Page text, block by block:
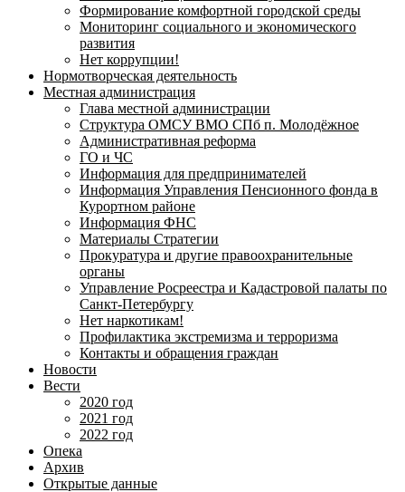
Формирование комфортной городской среды
Мониторинг социального и экономического
развития
Нет коррупции!
Нормотворческая деятельность
Местная администрация
Глава местной администрации
Структура ОМСУ ВМО СПб п. Молодёжное
Административная реформа
ГО и ЧС
Информация для предпринимателей
Информация Управления Пенсионного фонда в
Курортном районе
Информация ФНС
Материалы Стратегии
Прокуратура и другие правоохранительные
органы
Управление Росреестра и Кадастровой палаты по
Санкт-Петербургу
Нет наркотикам!
Профилактика экстремизма и терроризма
Контакты и обращения граждан
Новости
Вести
2020 год
2021 год
2022 год
Опека
Архив
Открытые данные